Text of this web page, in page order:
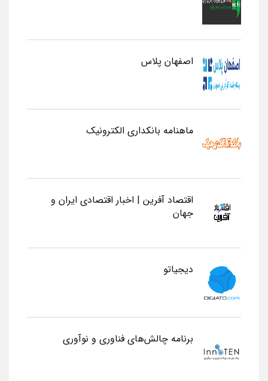
اصفهان پلاس
ماهنامه بانکداری الکترونیک
اقتصاد آفرین | اخبار اقتصادی ایران و
جهان
دیجیاتو
برنامه چالش‌های فناوری و نوآوری